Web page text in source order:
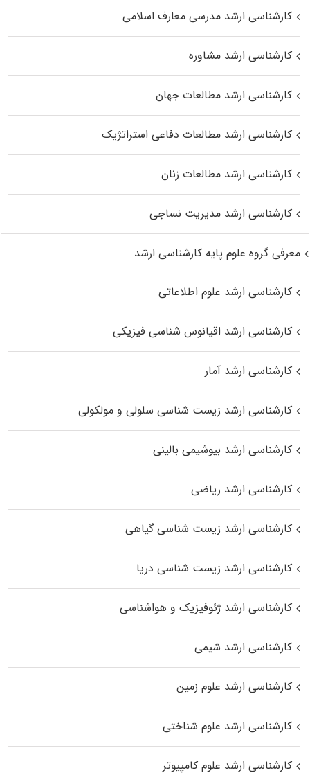
کارشناسی ارشد مدرسی معارف اسلامی
کارشناسی ارشد مشاوره
کارشناسی ارشد مطالعات جهان
کارشناسی ارشد مطالعات دفاعی استراتژیک
کارشناسی ارشد مطالعات زنان
کارشناسی ارشد مدیریت نساجی
معرفی گروه علوم پایه کارشناسی ارشد
کارشناسی ارشد علوم اطلاعاتی
کارشناسی ارشد اقیانوس‌ شناسی فیزیکی
کارشناسی ارشد آمار
کارشناسی ارشد زیست شناسی سلولی و مولکولی
کارشناسی ارشد بیوشیمی بالینی
کارشناسی ارشد ریاضی
کارشناسی ارشد زیست‌ شناسی گیاهی
کارشناسی ارشد زیست‌ شناسی دریا
کارشناسی ارشد ژئوفیزیک و هواشناسی
کارشناسی ارشد شیمی
کارشناسی ارشد علوم زمین
کارشناسی ارشد علوم شناختی
کارشناسی ارشد علوم کامپیوتر